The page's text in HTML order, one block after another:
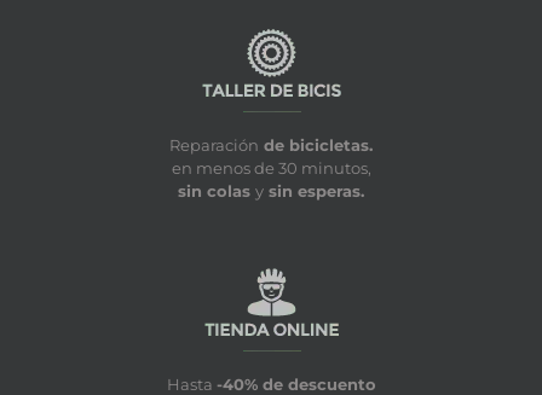
Reparación de bicicletas.
en menos de 30 minutos,
sin colas y sin esperas.
Hasta -40% de descuento